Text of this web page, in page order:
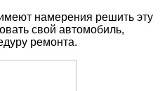
намерения решить эту
свой автомобиль,
ремонта.